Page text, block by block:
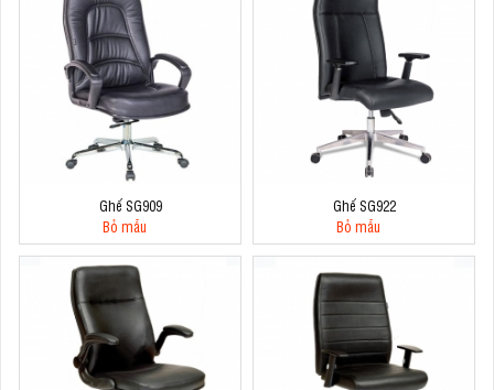
Ghế SG909
Bỏ mẫu
Ghế SG922
Bỏ mẫu